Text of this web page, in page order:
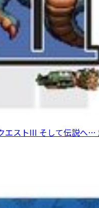
エストIII そして伝説へ…